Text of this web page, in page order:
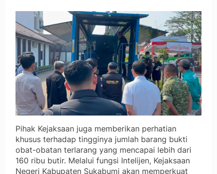
Pihak Kejaksaan juga memberikan perhatian
khusus terhadap tingginya jumlah barang bukti
obat-obatan terlarang yang mencapai lebih dari
160 ribu butir. Melalui fungsi Intelijen, Kejaksaan
Negeri Kabupaten Sukabumi akan memperkuat